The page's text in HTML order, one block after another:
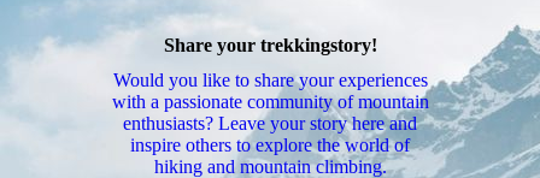
Share your trekkingstory!
Would you like to share your experiences
with a passionate community of mountain
enthusiasts? Leave your story here and
inspire others to explore the world of
hiking and mountain climbing.